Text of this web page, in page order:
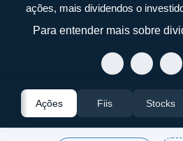
ações, mais dividendos o
Para entender mais sobre
Ações Fiis Stocks